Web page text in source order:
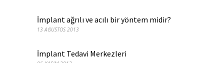
İmplant ağrılı ve acılı bir yöntem midir?
13 AĞUSTOS 2013
İmplant Tedavi Merkezleri